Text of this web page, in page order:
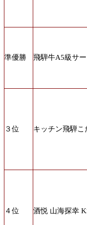
準優勝 飛騨牛A5級サ
３位 キッチン飛騨こ
４位 酒悦 山海探幸